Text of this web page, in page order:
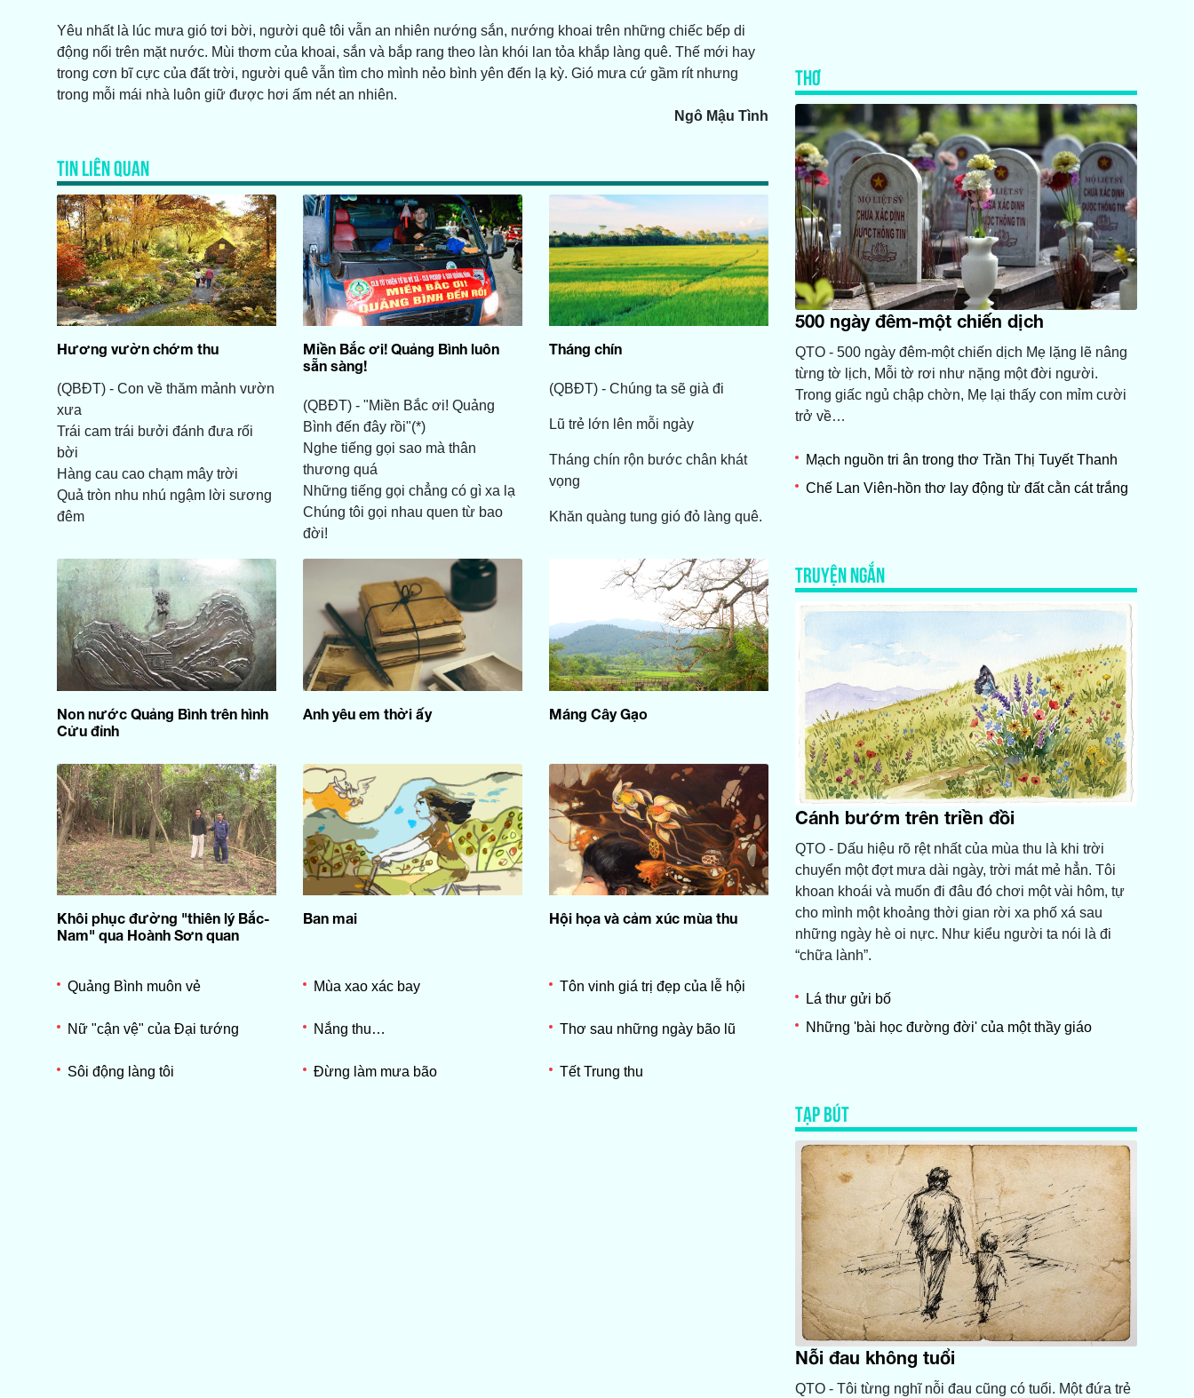
Yêu nhất là lúc mưa gió tơi bời, người quê tôi vẫn an nhiên nướng sắn, nướng khoai trên những chiếc bếp di
động nổi trên mặt nước. Mùi thơm của khoai, sắn và bắp rang theo làn khói lan tỏa khắp làng quê. Thế mới hay
trong cơn bĩ cực của đất trời, người quê vẫn tìm cho mình nẻo bình yên đến lạ kỳ. Gió mưa cứ gầm rít nhưng
trong mỗi mái nhà luôn giữ được hơi ấm nét an nhiên.
Ngô Mậu Tình
TIN LIÊN QUAN
Hương vườn chớm thu
(QBĐT) - Con về thăm mảnh vườn
xưa
Trái cam trái bưởi đánh đưa rối
bời
Hàng cau cao chạm mây trời
Quả tròn nhu nhú ngậm lời sương
đêm
Miền Bắc ơi! Quảng Bình luôn
sẵn sàng!
(QBĐT) - "Miền Bắc ơi! Quảng
Bình đến đây rồi"(*)
Nghe tiếng gọi sao mà thân
thương quá
Những tiếng gọi chẳng có gì xa lạ
Chúng tôi gọi nhau quen từ bao
đời!
Tháng chín
(QBĐT) - Chúng ta sẽ già đi
Lũ trẻ lớn lên mỗi ngày
Tháng chín rộn bước chân khát
vọng
Khăn quàng tung gió đỏ làng quê.
Non nước Quảng Bình trên hình
Cửu đỉnh
Anh yêu em thời ấy Máng Cây Gạo
Khôi phục đường "thiên lý Bắc-
Nam" qua Hoành Sơn quan
Ban mai Hội họa và cảm xúc mùa thu
Quảng Bình muôn vẻ Mùa xao xác bay Tôn vinh giá trị đẹp của lễ hội
Nữ "cận vệ" của Đại tướng Nắng thu… Thơ sau những ngày bão lũ
Sôi động làng tôi Đừng làm mưa bão Tết Trung thu
THƠ
500 ngày đêm-một chiến dịch
QTO - 500 ngày đêm-một chiến dịch Mẹ lặng lẽ nâng
từng tờ lịch, Mỗi tờ rơi như nặng một đời người.
Trong giấc ngủ chập chờn, Mẹ lại thấy con mỉm cười
trở về…
Mạch nguồn tri ân trong thơ Trần Thị Tuyết Thanh
Chế Lan Viên-hồn thơ lay động từ đất cằn cát trắng
TRUYỆN NGẮN
Cánh bướm trên triền đồi
QTO - Dấu hiệu rõ rệt nhất của mùa thu là khi trời
chuyển một đợt mưa dài ngày, trời mát mẻ hẳn. Tôi
khoan khoái và muốn đi đâu đó chơi một vài hôm, tự
cho mình một khoảng thời gian rời xa phố xá sau
những ngày hè oi nực. Như kiểu người ta nói là đi
“chữa lành”.
Lá thư gửi bố
Những 'bài học đường đời' của một thầy giáo
TẠP BÚT
Nỗi đau không tuổi
QTO - Tôi từng nghĩ nỗi đau cũng có tuổi. Một đứa trẻ